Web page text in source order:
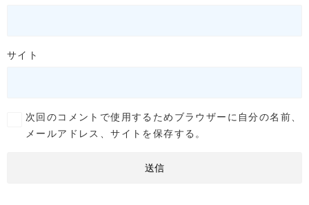
サイト
次回のコメントで使用するためブラウザーに自分の名前、
メールアドレス、サイトを保存する。